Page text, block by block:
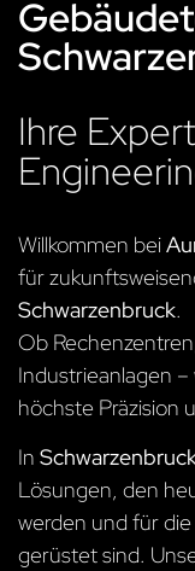
Ihre
Willkommen bei
für
Schwarzenbruck.
Ob
Industrieanlagen
höchste Präzision
In
Lösungen, den
werden und für
gerüstet sind.